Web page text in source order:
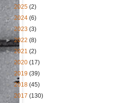
► 2025 (2)
► 2024 (6)
►2023 (3)
►2022 (8)
►2021 (2)
► 2020 (17)
► 2019 (39)
►2018 (45)
► 2017 (130)